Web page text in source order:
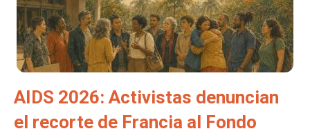
AIDS 2026: Activistas denuncian
el recorte de Francia al Fondo